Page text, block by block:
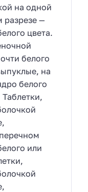
на одной
разрезе —
цвета.
белого
на
белого
или